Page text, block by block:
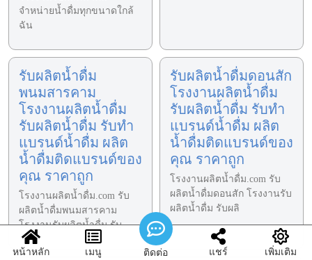
จำหน่ายน้ำดื่มทุกขนาดใกล้
ฉัน
รับผลิตน้ำดื่ม
พนมสารคาม
โรงงานผลิตน้ำดื่ม
รับผลิตน้ำดื่ม รับทำ
แบรนด์น้ำดื่ม ผลิต
น้ำดื่มติดแบรนด์ของ
คุณ ราคาถูก
โรงงานผลิตน้ำดื่ม.com รับ
ผลิตน้ำดื่มพนมสารคาม
โรงงานรับผลิตน้ำดื่ม รับ
รับผลิตน้ำดื่มดอนสัก
โรงงานผลิตน้ำดื่ม
รับผลิตน้ำดื่ม รับทำ
แบรนด์น้ำดื่ม ผลิต
น้ำดื่มติดแบรนด์ของ
คุณ ราคาถูก
โรงงานผลิตน้ำดื่ม.com รับ
ผลิตน้ำดื่มดอนสัก โรงงานรับ
ผลิตน้ำดื่ม รับผลิ
หน้าหลัก เมนู ติดต่อ แชร์ เพิ่มเติม